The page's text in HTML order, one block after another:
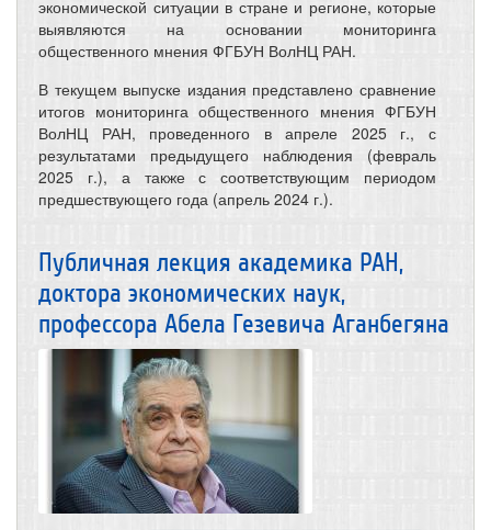
экономической ситуации в стране и регионе, которые
выявляются на основании мониторинга
общественного мнения ФГБУН ВолНЦ РАН.
В текущем выпуске издания представлено сравнение
итогов мониторинга общественного мнения ФГБУН
ВолНЦ РАН, проведенного в апреле 2025 г., с
результатами предыдущего наблюдения (февраль
2025 г.), а также с соответствующим периодом
предшествующего года (апрель 2024 г.).
Публичная лекция академика РАН,
доктора экономических наук,
профессора Абела Гезевича Аганбегяна